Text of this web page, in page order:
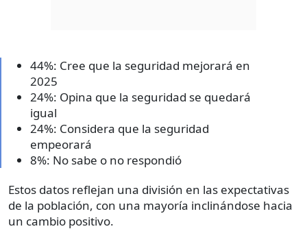
44%: Cree que la seguridad mejorará en
2025
24%: Opina que la seguridad se quedará
igual
24%: Considera que la seguridad
empeorará
8%: No sabe o no respondió
Estos datos reflejan una división en las expectativas
de la población, con una mayoría inclinándose hacia
un cambio positivo.